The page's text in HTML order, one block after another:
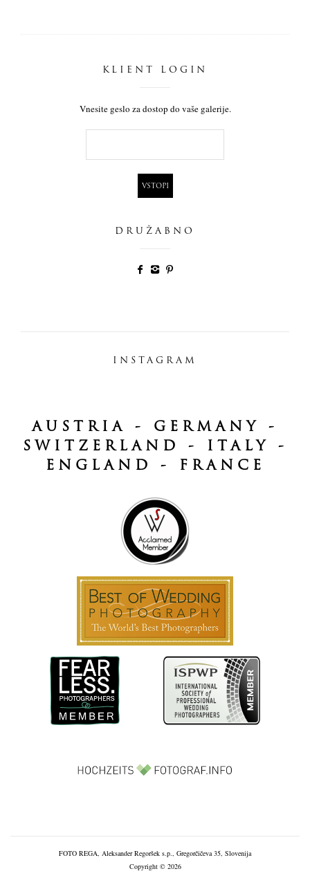
KLIENT LOGIN
Vnesite geslo za dostop do vaše galerije.
DRUŽABNO
INSTAGRAM
AUSTRIA - GERMANY -
SWITZERLAND - ITALY -
ENGLAND - FRANCE
FOTO REGA, Aleksander Regoršek s.p., Gregorčičeva 35, Slovenija
Copyright © 2026